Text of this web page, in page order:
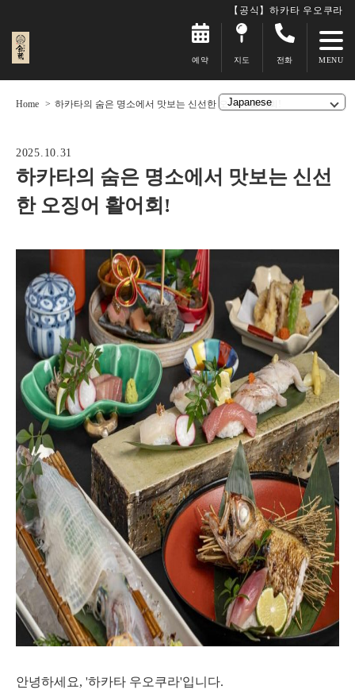
【공식】하카타 우오쿠라
예약 지도 전화
Home 하카타의 숨은 명소에서 맛보는 신선한 오징어 활어회!
2025.10.31
하카타의 숨은 명소에서 맛보는 신선
한 오징어 활어회!
안녕하세요, '하카타 우오쿠라'입니다.